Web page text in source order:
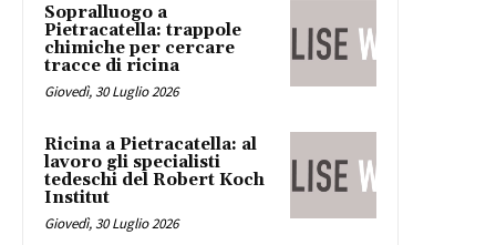
Sopralluogo a
Pietracatella: trappole
chimiche per cercare
tracce di ricina
Giovedì, 30 Luglio 2026
Ricina a Pietracatella: al
lavoro gli specialisti
tedeschi del Robert Koch
Institut
Giovedì, 30 Luglio 2026